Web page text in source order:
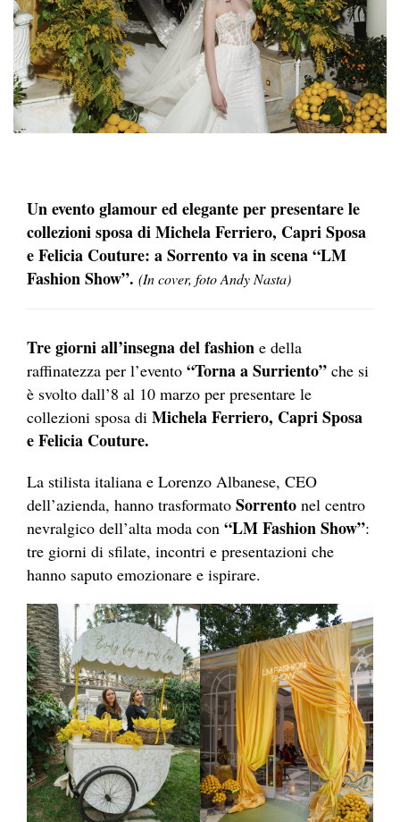
Un evento glamour ed elegante per presentare le
collezioni sposa di Michela Ferriero, Capri Sposa
e Felicia Couture: a Sorrento va in scena “LM
Fashion Show”. (In cover, foto Andy Nasta)
Tre giorni all’insegna del fashion e della
raffinatezza per l’evento “Torna a Surriento” che si
è svolto dall’8 al 10 marzo per presentare le
collezioni sposa di Michela Ferriero, Capri Sposa
e Felicia Couture.
La stilista italiana e Lorenzo Albanese, CEO
dell’azienda, hanno trasformato Sorrento nel centro
nevralgico dell’alta moda con “LM Fashion Show”:
tre giorni di sfilate, incontri e presentazioni che
hanno saputo emozionare e ispirare.